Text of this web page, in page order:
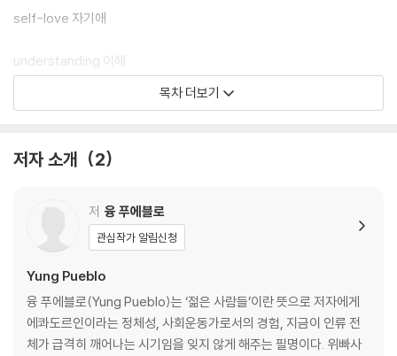
self-love 자기애
understanding 이해
목차 더보기
저자 소개 2
저 융 푸에블로
관심작가 알림신청
Yung Pueblo
융 푸에블로(Yung Pueblo)는 ‘젊은 사람들’이란 뜻으로 저자에게
에콰도르인이라는 정체성, 사회운동가로서의 경험, 지금이 인류 전
체가 급격히 깨어나는 시기임을 잊지 않게 해주는 필명이다. 위빠사